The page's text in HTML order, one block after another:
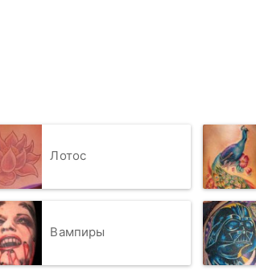
Лотос
Вампиры